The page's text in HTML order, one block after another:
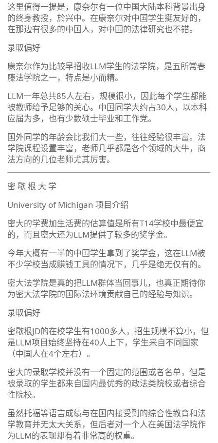
这里值得一提是，康奈尔有一位中国大陆本科背景出身
的终身教授，於兴中。在康奈尔对中国学生挺友好的，
在那边有很多的中国人，对中国的法律研究也不错。
录取偏好
康奈尔作为比较早招收LLM学生的法学院，是五所常春
藤法学院之一，特点是小而精。
LLM一年总共85人左右，规模很小，因此每个学生都能
被教师给予足够的关心。中国同学大约占30人，以本科
应届为多，也有少数硕士毕业和工作党。
国外同学的年龄会比我们大一些，往往经验很丰富。法
学院课程设置丰富，老师几乎都是各个领域的大牛，商
法方向的几位老师尤其厉害。
密 歇 根 大 学
University of Michigan 项目介绍
密大的学费加生活费的估算值是所有T14学校中最便宜
的，而且密大还为LLM提供了较多的奖学金。
今年大概有一半的中国学生拿到了奖学金，这在LLM被
不少学校当成赚钱工具的情况下，几乎是绝无仅有的。
密大法学院是真的把LLM群体当回事儿，也真正期待你
为密大法学院的国际法环境贡献自己的经验与知识。
录取偏好
密歇根JD的在校学生有1000多人，招生规模不算小，但
是LLM项目始终坚持在40人上下，学生来自不同国家
（中国人在4个左右）。
密大的录取学校并没有一个固定的范围或者名单，但是
被录取的学生都来自国内最优秀的政法类院校或者综合
性院校。
虽然托福等语言成绩与在国内接受到的综合性教育和法
学教育并无太大关系，但后者对一个人在美国法学院作
为LLM的表现却有着非常高的权重。